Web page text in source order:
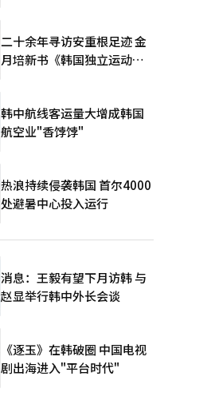
二十余年寻访安重根足迹 金
月培新书《韩国独立运动圣
韩中航线客运量大增成韩国
航空业"香饽饽"
热浪持续侵袭韩国 首尔4000
处避暑中心投入运行
消息：王毅有望下月访韩 与
赵显举行韩中外长会谈
《逐玉》在韩破圈 中国电视
剧出海进入"平台时代"